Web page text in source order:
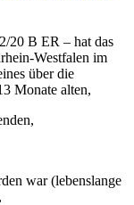
20 B ER – hat das
Westfalen im
über die
Monate alten,
war (lebenslange